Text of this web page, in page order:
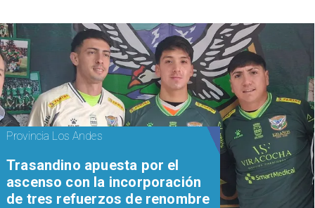
Provincia Los Andes
Trasandino apuesta por el
ascenso con la incorporación
de tres refuerzos de renombre